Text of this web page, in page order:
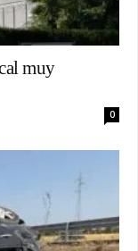
muy
0